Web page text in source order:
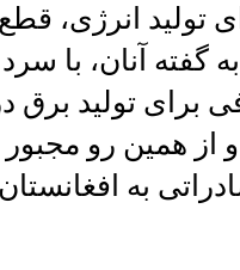
تولید انرژی،
گفته آنان، با
برای تولید برق
و از همین ‌رو
به